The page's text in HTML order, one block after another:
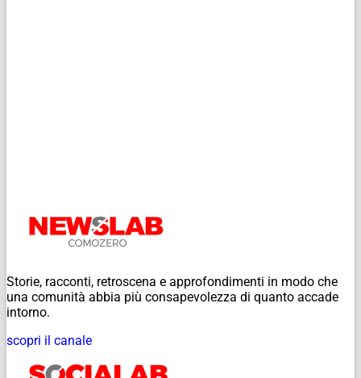
Storie, racconti, retroscena e approfondimenti in modo che
una comunità abbia più consapevolezza di quanto accade
intorno.
scopri il canale